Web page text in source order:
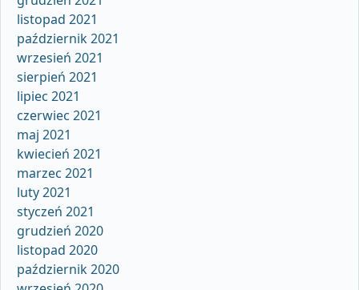
listopad 2021
październik 2021
wrzesień 2021
sierpień 2021
lipiec 2021
czerwiec 2021
maj 2021
kwiecień 2021
marzec 2021
luty 2021
styczeń 2021
grudzień 2020
listopad 2020
październik 2020